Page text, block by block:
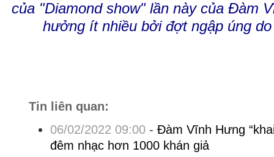
của "Diamond show" lần này của Đàm
hưởng ít nhiều bởi đợt ngập úng
Tin liên quan:
06/02/2022 09:00- Đàm Vĩnh Hưng
đêm nhạc hơn 1000 khán giả